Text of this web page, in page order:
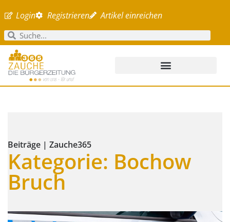
Login Registrieren Artikel einreichen
Beiträge | Zauche365
Kategorie: Bochow
Bruch